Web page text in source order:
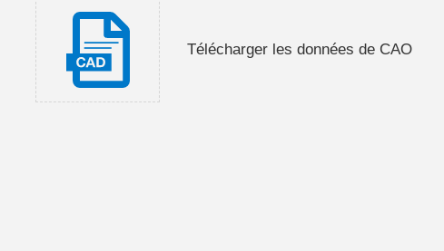
Télécharger les données de CAO